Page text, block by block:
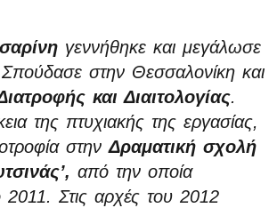
γεννήθηκε και μεγάλωσε
στην Θεσσαλονίκη και
και Διαιτολογίας.
της πτυχιακής της εργασίας,
στηνΔραματική σχολή
από την οποία
2011. Στις αρχές του 2012